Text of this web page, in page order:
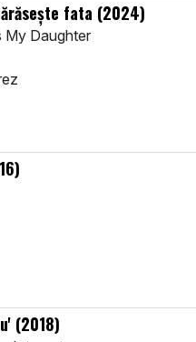
fata (2024)
My Daughter
(2018)